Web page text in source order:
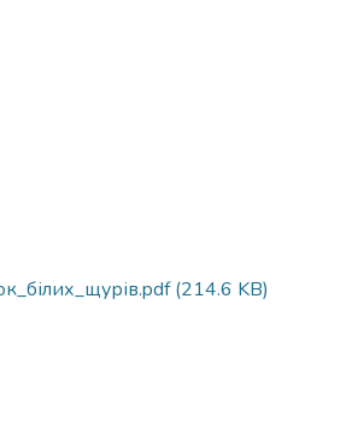
(214.6 KB)